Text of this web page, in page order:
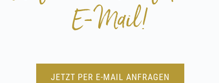
E-Mail!
JETZT PER E-MAIL ANFRAGEN